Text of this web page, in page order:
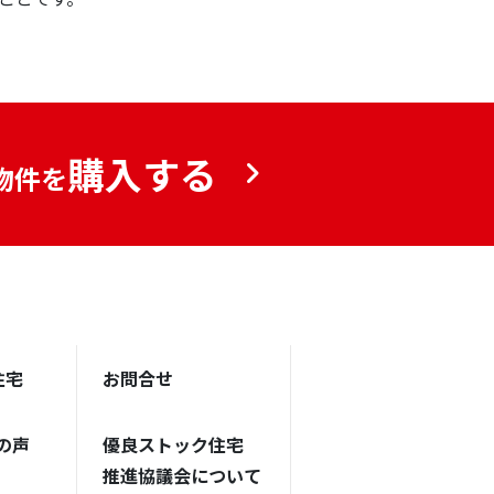
件を購入する
宅
声
お問合せ
優良ストック住宅
推進協議会について